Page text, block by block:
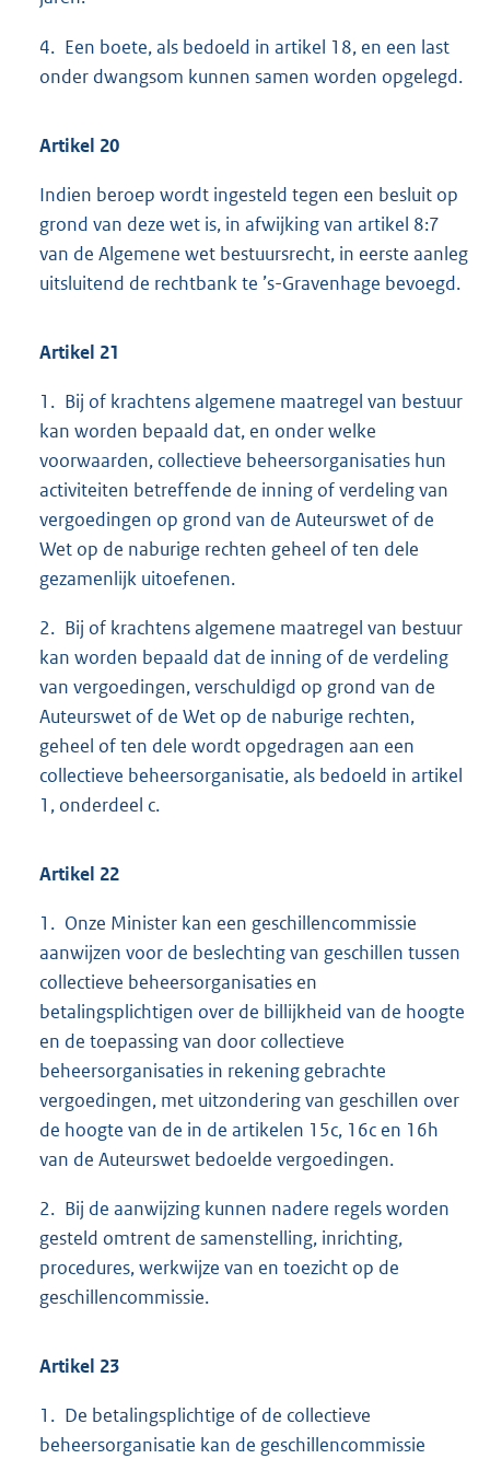
4. Een boete, als bedoeld in artikel 18, en een last
onder dwangsom kunnen samen worden opgelegd.
Artikel 20
Indien beroep wordt ingesteld tegen een besluit op
grond van deze wet is, in afwijking van artikel 8:7
van de Algemene wet bestuursrecht, in eerste aanleg
uitsluitend de rechtbank te ’s-Gravenhage bevoegd.
Artikel 21
1. Bij of krachtens algemene maatregel van bestuur
kan worden bepaald dat, en onder welke
voorwaarden, collectieve beheersorganisaties hun
activiteiten betreffende de inning of verdeling van
vergoedingen op grond van de Auteurswet of de
Wet op de naburige rechten geheel of ten dele
gezamenlijk uitoefenen.
2. Bij of krachtens algemene maatregel van bestuur
kan worden bepaald dat de inning of de verdeling
van vergoedingen, verschuldigd op grond van de
Auteurswet of de Wet op de naburige rechten,
geheel of ten dele wordt opgedragen aan een
collectieve beheersorganisatie, als bedoeld in artikel
1, onderdeel c.
Artikel 22
1. Onze Minister kan een geschillencommissie
aanwijzen voor de beslechting van geschillen tussen
collectieve beheersorganisaties en
betalingsplichtigen over de billijkheid van de hoogte
en de toepassing van door collectieve
beheersorganisaties in rekening gebrachte
vergoedingen, met uitzondering van geschillen over
de hoogte van de in de artikelen 15c, 16c en 16h
van de Auteurswet bedoelde vergoedingen.
2. Bij de aanwijzing kunnen nadere regels worden
gesteld omtrent de samenstelling, inrichting,
procedures, werkwijze van en toezicht op de
geschillencommissie.
Artikel 23
1. De betalingsplichtige of de collectieve
beheersorganisatie kan de geschillencommissie